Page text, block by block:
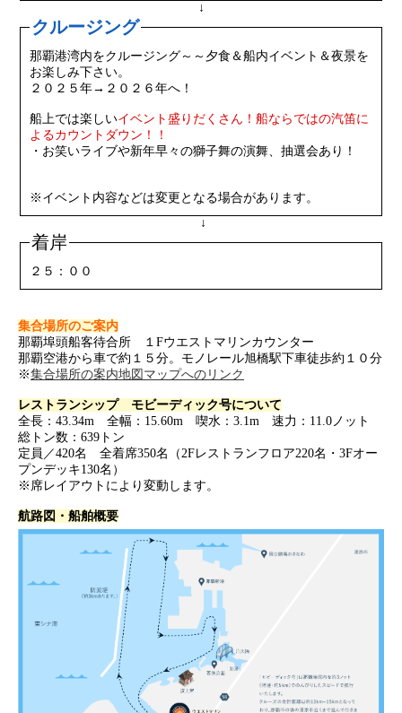
↓
クルージング
那覇港湾内をクルージング～～夕食＆船内イベント＆夜景を
お楽しみ下さい。
２０２５年→２０２６年へ！
船上では楽しいイベント盛りだくさん！船ならではの汽笛に
よるカウントダウン！！
・お笑いライブや新年早々の獅子舞の演舞、抽選会あり！
※イベント内容などは変更となる場合があります。
↓
着岸
２５：００
集合場所のご案内
那覇埠頭船客待合所 １Fウエストマリンカウンター
那覇空港から車で約１５分。モノレール旭橋駅下車徒歩約１０分
※集合場所の案内地図マップへのリンク
レストランシップ モビーディック号について
全長：43.34m 全幅：15.60m 喫水：3.1m 速力：11.0ノット
総トン数：639トン
定員／420名 全着席350名（2Fレストランフロア220名・3Fオー
プンデッキ130名）
※席レイアウトにより変動します。
航路図・船舶概要